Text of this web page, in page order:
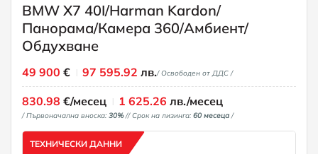
BMW X7 40I/Harman Kardon/
Панорама/Камера 360/Амбиент/
Обдухване
49 900 € 97 595.92 лв./ Освободен от ДДС /
830.98 €/месец 1 625.26 лв./месец
/ Първоначална вноска: 30%// Срок на лизинга: 60 месеца/
ТЕХНИЧЕСКИ ДАННИ